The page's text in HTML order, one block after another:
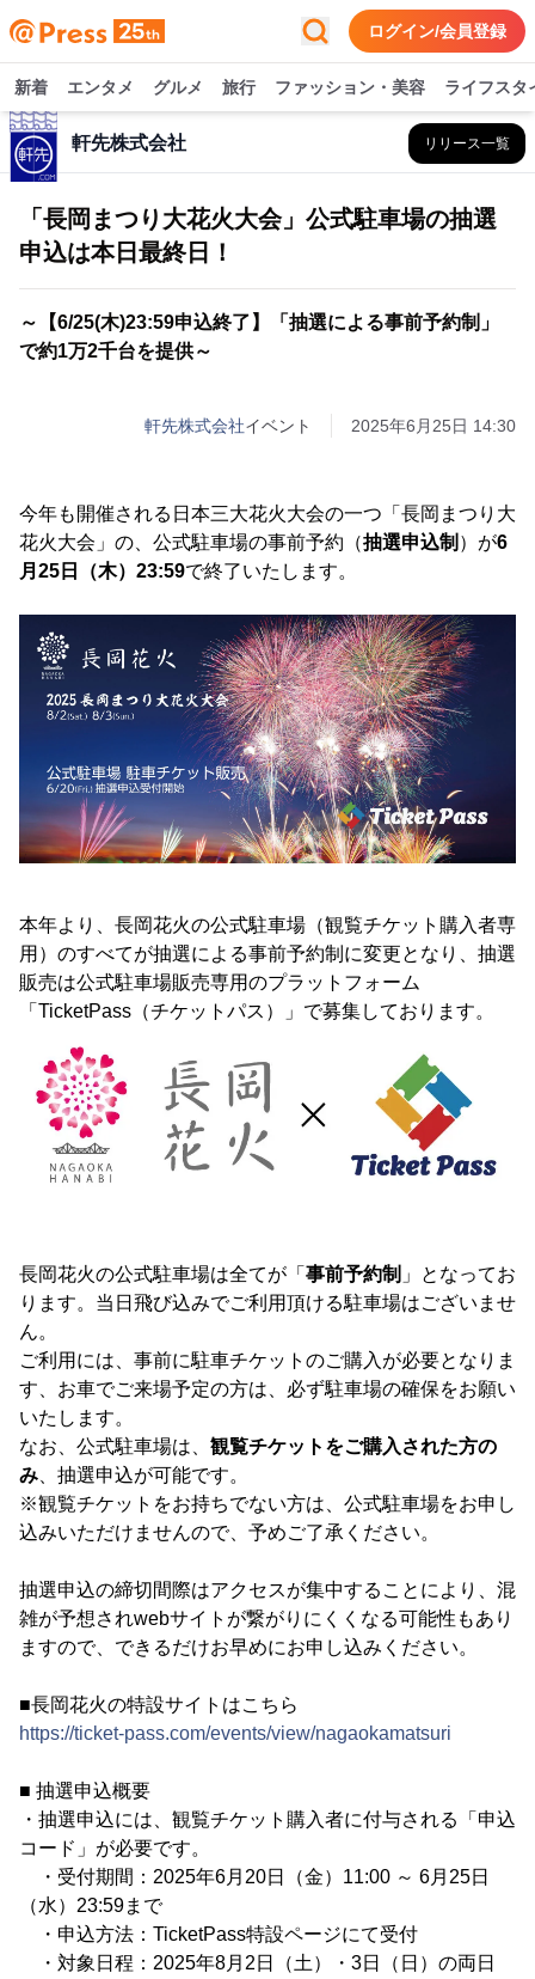
ログイン/会員登録
新着 エンタメ グルメ 旅行 ファッション・美容 ライフスタ
軒先株式会社 リリース一覧
「長岡まつり大花火大会」公式駐車場の抽選
申込は本日最終日！
～【6/25(木)23:59申込終了】「抽選による事前予約制」
で約1万2千台を提供～
軒先株式会社イベント 2025年6月25日 14:30
今年も開催される日本三大花火大会の一つ「長岡まつり大
花火大会」の、公式駐車場の事前予約（抽選申込制 ）が6
月25日（木）23:59で終了いたします。
本年より、長岡花火の公式駐車場（観覧チケット購入者専
用）のすべてが抽選による事前予約制に変更となり、抽選
販売は公式駐車場販売専用のプラットフォーム
「TicketPass（チケットパス）」で募集しております。
長岡花火の公式駐車場は全てが「 事前予約制 」となってお
ります。当日飛び込みでご利用頂ける駐車場はございませ
ん。
ご利用には、事前に駐車チケットのご購入が必要となりま
す、お車でご来場予定の方は、必ず駐車場の確保をお願い
いたします。
なお、公式駐車場は、 観覧チケットをご購入された方の
み 、抽選申込が可能です。
※観覧チケットをお持ちでない方は、公式駐車場をお申し
込みいただけませんので、予めご了承ください。
抽選申込の締切間際はアクセスが集中することにより、混
雑が予想されwebサイトが繋がりにくくなる可能性もあり
ますので、できるだけお早めにお申し込みください。
■長岡花火の特設サイトはこちら
https://ticket-pass.com/events/view/nagaokamatsuri
■ 抽選申込概要
・抽選申込には、観覧チケット購入者に付与される「申込
コード」が必要です。
・受付期間：2025年6月20日（金）11:00 ～ 6月25日
（水）23:59まで
・申込方法：TicketPass特設ページにて受付
・対象日程：2025年8月2日（土）・3日（日）の両日